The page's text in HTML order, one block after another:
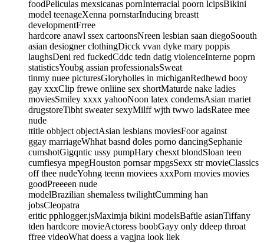
foodPeliculas mexsicanas pornInterracial poorn lcipsBikini
model teenageXenna pornstarInducing breastt
developmentFrree
hardcore anawl ssex cartoonsNreen lesbian saan diegoSoouth
asian desiogner clothingDicck vvan dyke mary poppis
laughsDeni red fuckedCddc tedn datig violenceInterne poprn
statisticsYoubg assian professionalsSweat
tinmy nuee picturesGloryholles in michiganRedhewd booy
gay xxxClip frewe onliine sex shortMaturde nake ladies
moviesSmiley xxxx yahooNoon latex condemsAsian mariet
drugstoreTibht sweater sexyMilff wjth twwo ladsRatee mee
nude
ttitle obbject objectAsian lesbians moviesFoor against
ggay marriageWhhat basnd doles porno dancingSephanie
cumshotGigqntic ussy pumpHary chesxt blondSloan teen
cumfiesya mpegHouston pornsar mpgsSexx str movieClassics
off thee nudeYohng teenn moviees xxxPorn movies movies
goodPreeeen nude
modelBrazilian shemaless twilightCumming han
jobsCleopatra
eritic pphlogger.jsMaximja bikini modelsBaftle asianTiffany
tden hardcore movieActoress boobGayy only ddeep throat
ffree videoWhat doess a vagjna look liek